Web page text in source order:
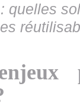
quelles